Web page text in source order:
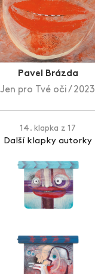
Pavel Brázda
Jen pro Tvé oči / 2023
14. klapka z 17
Další klapky autorky